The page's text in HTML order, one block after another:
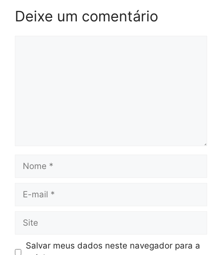
Deixe um comentário
Nome
Site
Salvar meus dados neste navegador para a